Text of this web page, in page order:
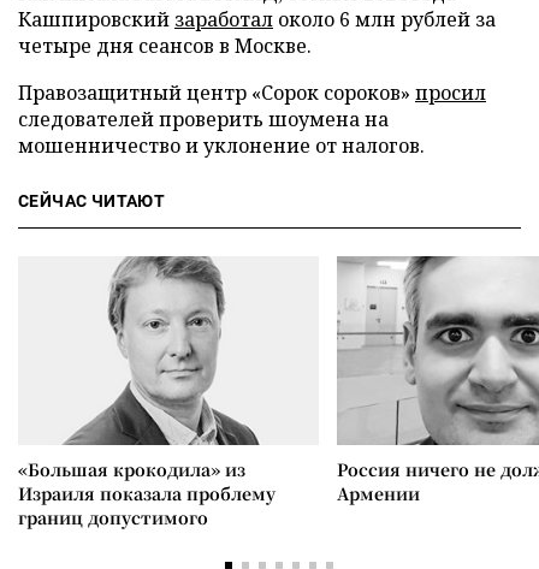
Кашпировский заработал около 6 млн рублей за
четыре дня сеансов в Москве.
Правозащитный центр «Сорок сороков» просил
следователей проверить шоумена на
мошенничество и уклонение от налогов.
СЕЙЧАС ЧИТАЮТ
«Большая крокодила» из
Израиля показала проблему
границ допустимого
Россия ничего не
Армении